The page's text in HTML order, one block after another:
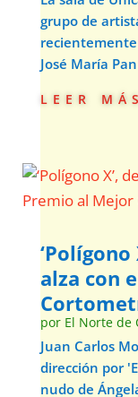
grupo de
José María
leer más
alza con
por El Norte de
Juan Carlos
dirección por
nudo de